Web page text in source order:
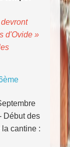
d'Ovide »
Début des
cantine :